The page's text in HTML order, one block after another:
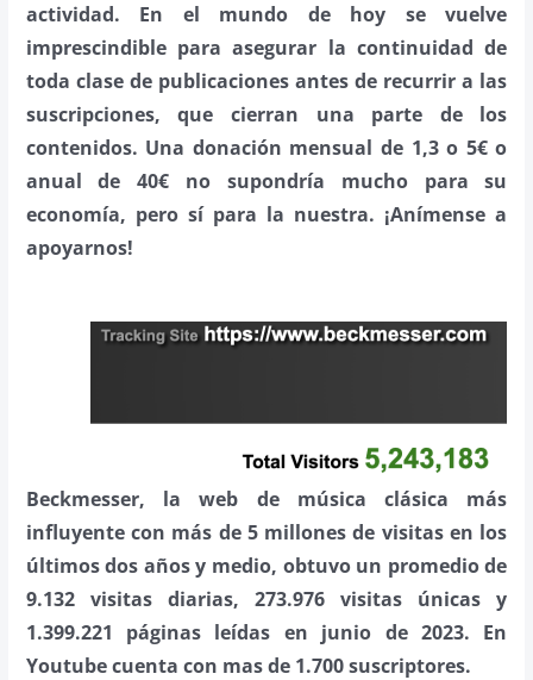
actividad. En el mundo de hoy se vuelve
imprescindible para asegurar la continuidad de
toda clase de publicaciones antes de recurrir a las
suscripciones, que cierran una parte de los
contenidos. Una donación mensual de 1,3 o 5€ o
anual de 40€ no supondría mucho para su
economía, pero sí para la nuestra. ¡Anímense a
apoyarnos!
Beckmesser, la web de música clásica más
influyente con más de 5 millones de visitas en los
últimos dos años y medio, obtuvo un promedio de
9.132 visitas diarias, 273.976 visitas únicas y
1.399.221 páginas leídas en junio de 2023. En
Youtube cuenta con mas de 1.700 suscriptores.